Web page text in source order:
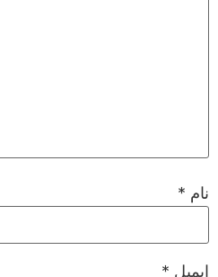
نام *
ایمیل *